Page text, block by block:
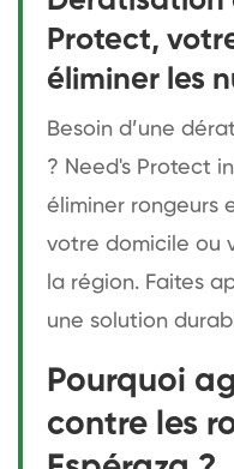
Protect,
éliminer les
Besoin d’une
? Need's Protect
éliminer rongeurs
votre domicile ou
la région. Faites
une solution
Pourquoi
contre les